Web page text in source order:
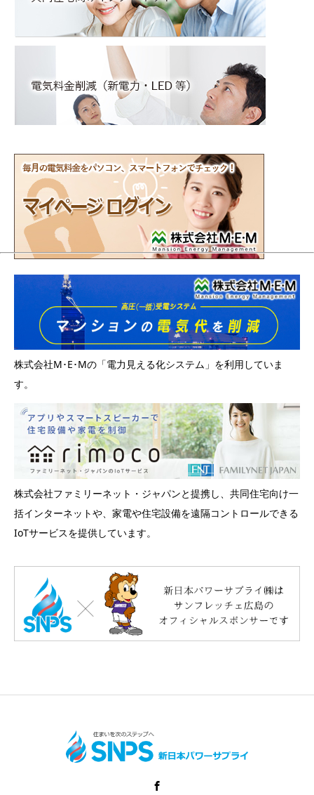
株式会社M･E･Mの「電力見える化システム」を利用していま
す。
株式会社ファミリーネット・ジャパンと提携し、共同住宅向け一
括インターネットや、家電や住宅設備を遠隔コントロールできる
IoTサービスを提供しています。